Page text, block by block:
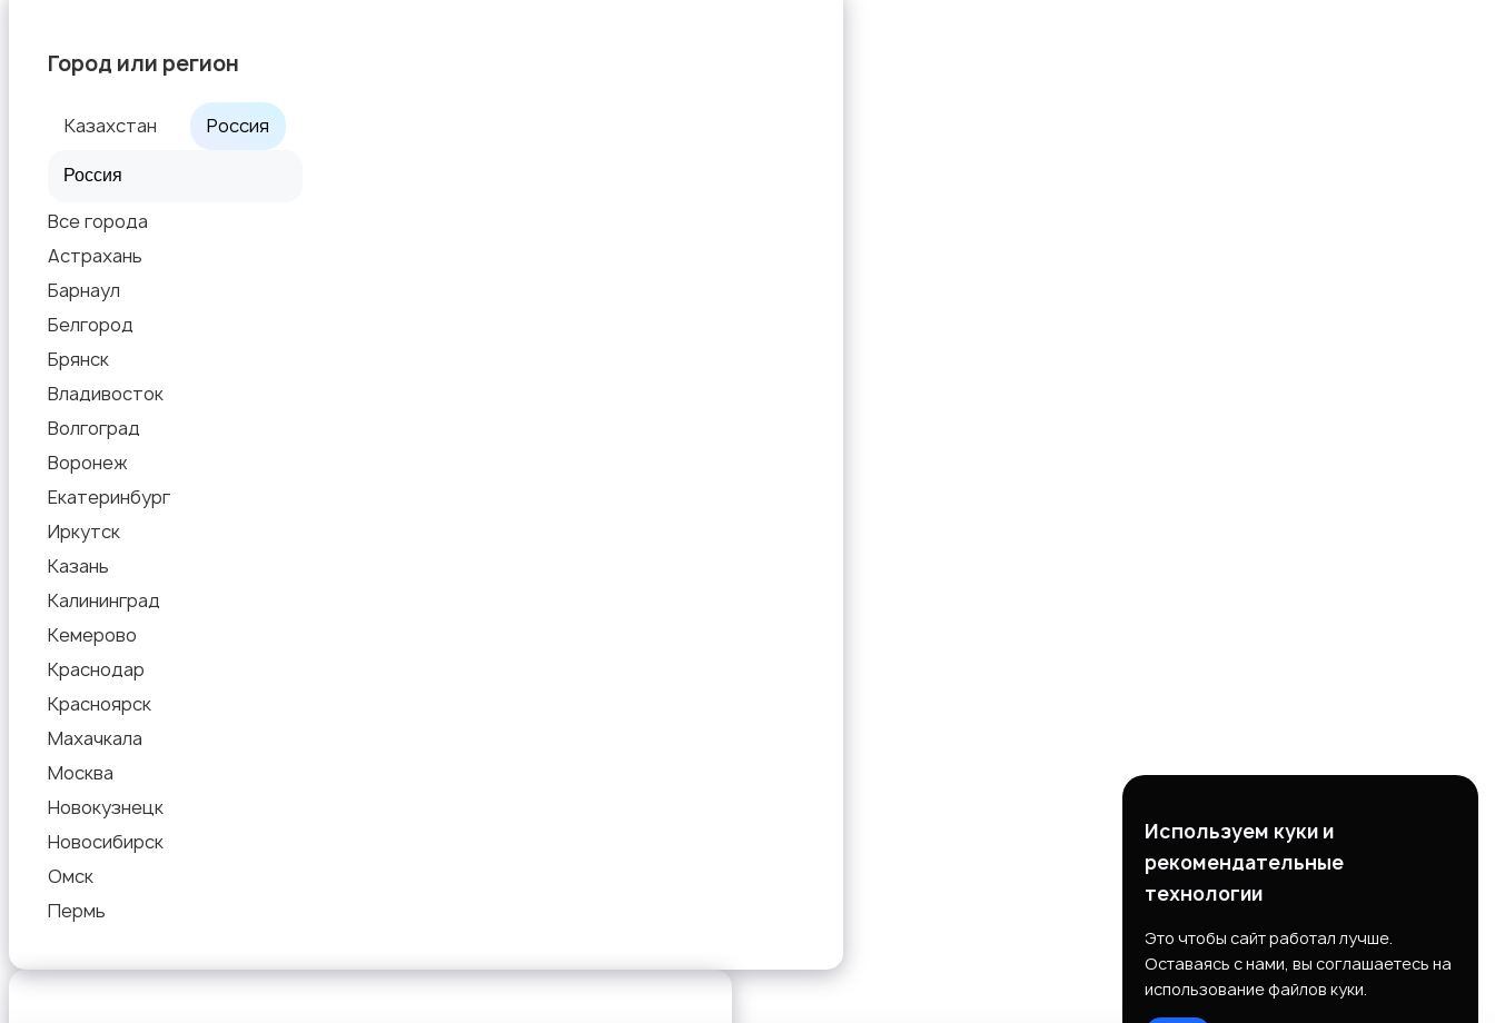
Используем куки и
рекомендательные
технологии
Это чтобы сайт работал лучше.
Оставаясь с нами, вы соглашаетесь на
использование файлов куки.
Город или регион
Казахстан Россия
Все города
Астрахань
Барнаул
Белгород
Брянск
Владивосток
Волгоград
Воронеж
Екатеринбург
Иркутск
Казань
Калининград
Кемерово
Краснодар
Красноярск
Махачкала
Москва
Новокузнецк
Новосибирск
Омск
Пермь